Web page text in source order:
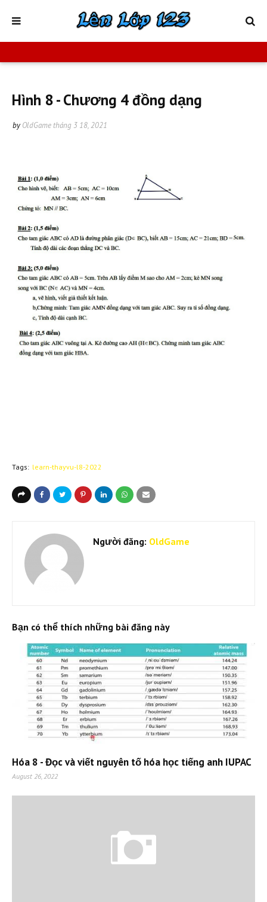
Hình 8 - Chương 4 đồng dạng
by OldGame tháng 3 18, 2021
Tags: learn-thayvu-l8-2022
Người đăng: OldGame
Bạn có thể thích những bài đăng này
Hóa 8 - Đọc và viết nguyên tố hóa học tiếng anh IUPAC
August 26, 2022